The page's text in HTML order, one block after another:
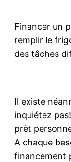
Financer un
remplir le
des tâches
Il existe
inquiétez
prêt
A chaque
financement